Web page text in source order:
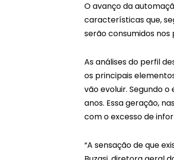
O avanço da
características que,
serão consumidos
As análises do perfil
os principais
vão evoluir. Segundo
anos. Essa geração,
com o excesso de
“A sensação de que